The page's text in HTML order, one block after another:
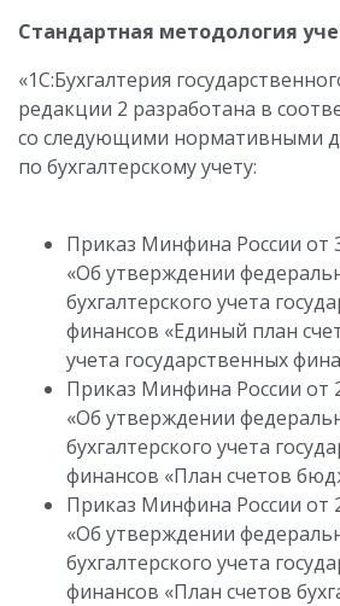
Стандартная методология
«1С:Бухгалтерия
редакции 2 разработана в
со следующими нормативными
по бухгалтерскому учету:
Приказ Минфина России от
«Об утверждении
бухгалтерского учета
финансов «Единый план
учета государственных
Приказ Минфина России от
«Об утверждении
бухгалтерского учета
финансов «План счетов
Приказ Минфина России от
«Об утверждении
бухгалтерского учета
финансов «План счетов